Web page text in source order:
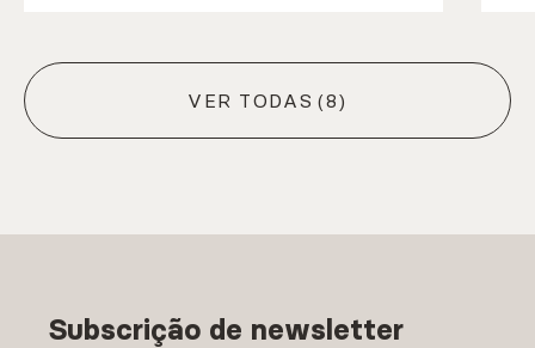
VER TODAS (8)
Subscrição de newsletter